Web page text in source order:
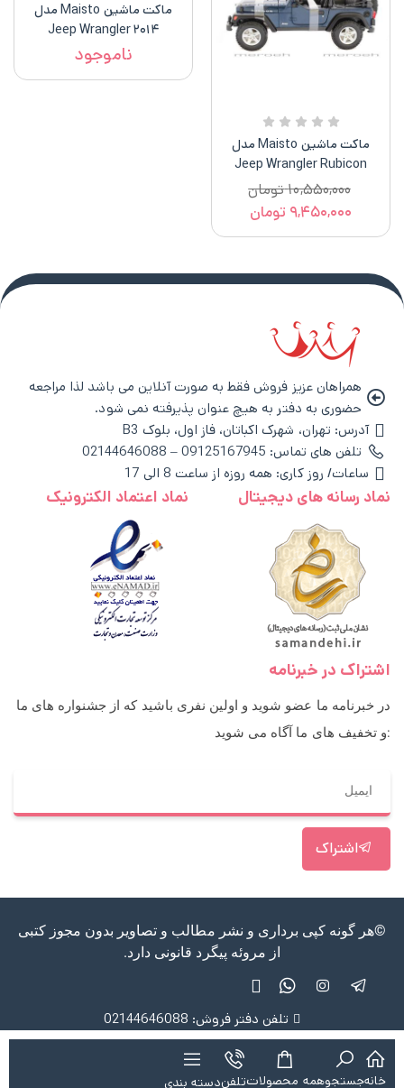
ماکت ماشین Maisto مدل
Jeep Wrangler Rubicon
۱۰,۵۵۰,۰۰۰تومان
۹,۴۵۰,۰۰۰ تومان
ماکت ماشین Maisto مدل
۲۰۱۴ Jeep Wrangler
ناموجود
همراهان عزیز فروش فقط به صورت آنلاین می باشد لذا مراجعه
حضوری به دفتر به هیچ عنوان پذیرفته نمی شود.
آدرس: تهران، شهرک اکباتان، فاز اول، بلوک B3
تلفن های تماس: 09125167945 – 02144646088
ساعات/ روز کاری: همه روزه از ساعت 8 الی 17
نماد رسانه های دیجیتال نماد اعتماد الکترونیک
اشتراک در خبرنامه
در خبرنامه ما عضو شوید و اولین نفری باشید که از جشنواره های ما
و تخفیف های ما آگاه می شوید:
اشتراک
©هر گونه کپی برداری و نشر مطالب و تصاویر بدون مجوز کتبی
از مروئه پیگرد قانونی دارد.
تلفن دفتر فروش: 02144646088
خانهجستجوهمه محصولاتتلفندسته بندی